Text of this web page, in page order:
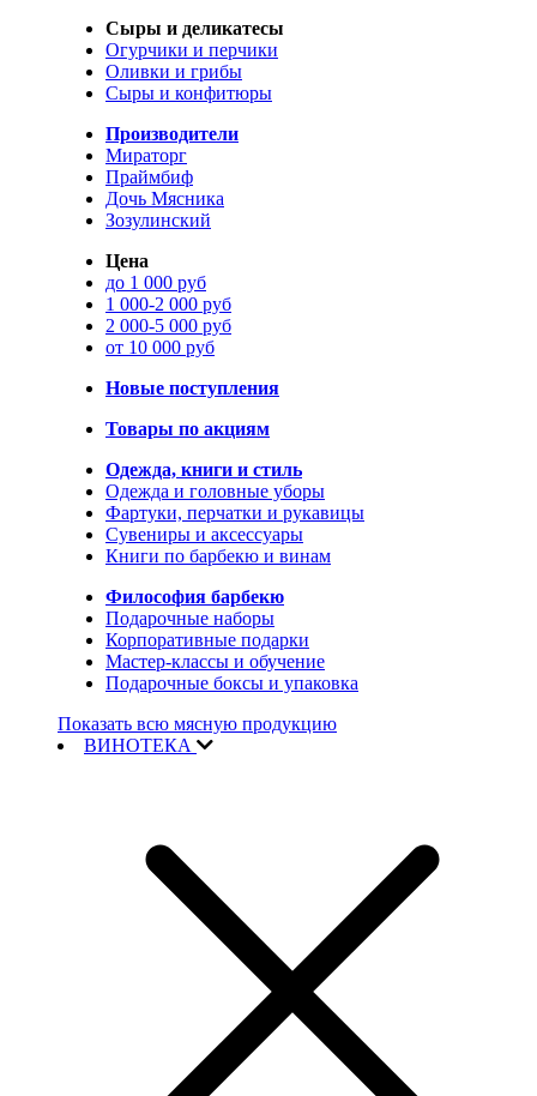
Сыры и деликатесы
Огурчики и перчики
Оливки и грибы
Сыры и конфитюры
Производители
Мираторг
Праймбиф
Дочь Мясника
Зозулинский
Цена
до 1 000 руб
1 000-2 000 руб
2 000-5 000 руб
от 10 000 руб
Новые поступления
Товары по акциям
Одежда, книги и стиль
Одежда и головные уборы
Фартуки, перчатки и рукавицы
Сувениры и аксессуары
Книги по барбекю и винам
Философия барбекю
Подарочные наборы
Корпоративные подарки
Мастер-классы и обучение
Подарочные боксы и упаковка
Показать всю мясную продукцию
ВИНОТЕКА